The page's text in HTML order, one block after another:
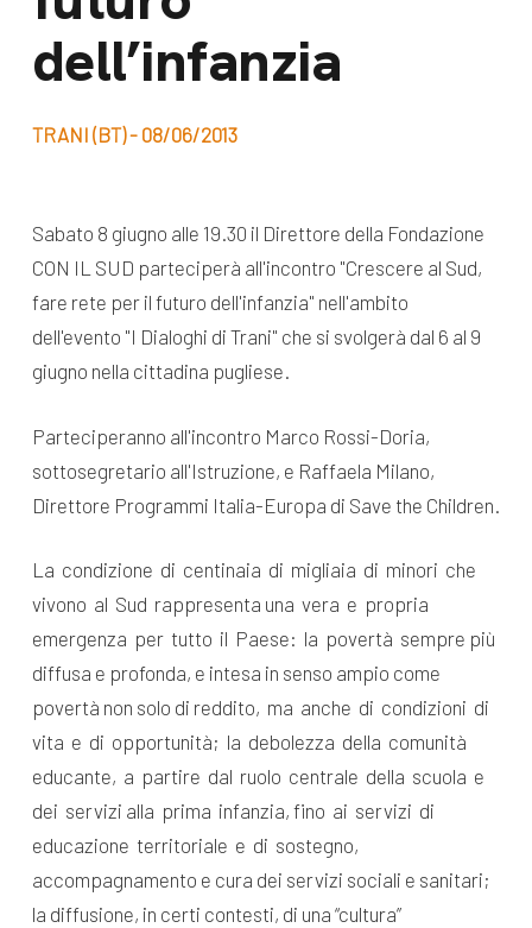
dell’infanzia
TRANI (BT) - 08/06/2013
Sabato 8 giugno alle 19.30 il Direttore della Fondazione
CON IL SUD parteciperà all'incontro "Crescere al Sud,
fare rete per il futuro dell'infanzia" nell'ambito
dell'evento "I Dialoghi di Trani" che si svolgerà dal 6 al 9
giugno nella cittadina pugliese.
Parteciperanno all'incontro Marco Rossi-Doria,
sottosegretario all'Istruzione, e Raffaela Milano,
Direttore Programmi Italia-Europa di Save the Children.
La condizione di centinaia di migliaia di minori che
vivono al Sud rappresenta una vera e propria
emergenza per tutto il Paese: la povertà sempre più
diffusa e profonda, e intesa in senso ampio come
povertà non solo di reddito, ma anche di condizioni di
vita e di opportunità; la debolezza della comunità
educante, a partire dal ruolo centrale della scuola e
dei servizi alla prima infanzia, fino ai servizi di
educazione territoriale e di sostegno,
accompagnamento e cura dei servizi sociali e sanitari;
la diffusione, in certi contesti, di una “cultura”
News e
appuntamenti
News
Docufilm
Seguici sui social: